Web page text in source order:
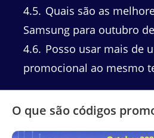
4.5 Quais são as
Samsung para outubro
4.6 Posso usar mais de
promocional ao mesmo
O que são códigos